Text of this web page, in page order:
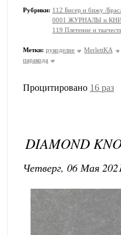
Рубрики: 112 Бисер и бижу /
0001 ЖУРНАЛЫ и
119 Плетение и
Метки: рукоделие
MerlettKA
паракода
Процитировано 16 раз
DIAMOND
Четверг, 06 Мая